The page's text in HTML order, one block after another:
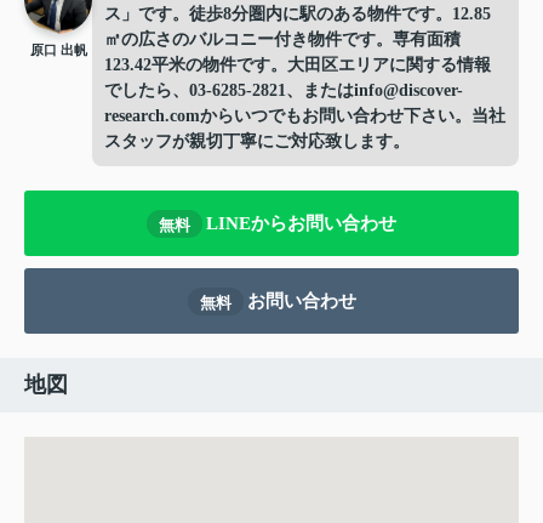
原口 出帆
ス」です。徒歩8分圏内に駅のある物件です。12.85
㎡の広さのバルコニー付き物件です。専有面積
123.42平米の物件です。大田区エリアに関する情報
でしたら、03-6285-2821、またはinfo@discover-
research.comからいつでもお問い合わせ下さい。当社
スタッフが親切丁寧にご対応致します。
無料 LINEからお問い合わせ
無料 お問い合わせ
地図